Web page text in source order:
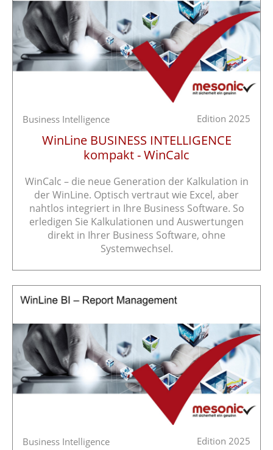
Business Intelligence Edition 2025
WinLine BUSINESS INTELLIGENCE
kompakt - WinCalc
WinCalc – die neue Generation der Kalkulation in
der WinLine. Optisch vertraut wie Excel, aber
nahtlos integriert in Ihre Business Software. So
erledigen Sie Kalkulationen und Auswertungen
direkt in Ihrer Business Software, ohne
Systemwechsel.
Business Intelligence Edition 2025